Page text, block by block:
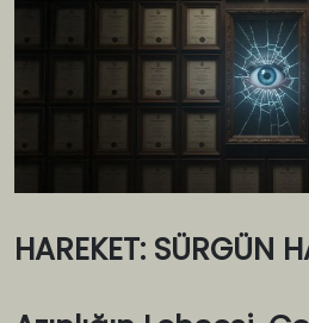
HAREKET: SÜRGÜN